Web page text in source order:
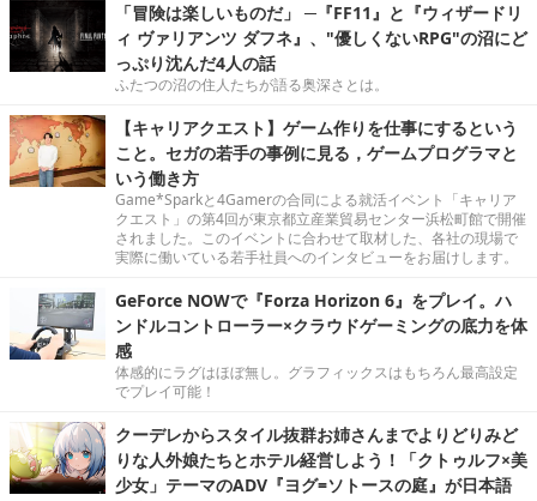
「冒険は楽しいものだ」 ─『FF11』と『ウィザードリ
ィ ヴァリアンツ ダフネ』、"優しくないRPG"の沼にど
っぷり沈んだ4人の話
ふたつの沼の住人たちが語る奥深さとは。
【キャリアクエスト】ゲーム作りを仕事にするという
こと。セガの若手の事例に見る，ゲームプログラマと
いう働き方
Game*Sparkと4Gamerの合同による就活イベント「キャリア
クエスト」の第4回が東京都立産業貿易センター浜松町館で開催
されました。このイベントに合わせて取材した、各社の現場で
実際に働いている若手社員へのインタビューをお届けします。
GeForce NOWで『Forza Horizon 6』をプレイ。ハ
ンドルコントローラー×クラウドゲーミングの底力を体
感
体感的にラグはほぼ無し。グラフィックスはもちろん最高設定
でプレイ可能！
クーデレからスタイル抜群お姉さんまでよりどりみど
りな人外娘たちとホテル経営しよう！「クトゥルフ×美
少女」テーマのADV『ヨグ=ソトースの庭』が日本語